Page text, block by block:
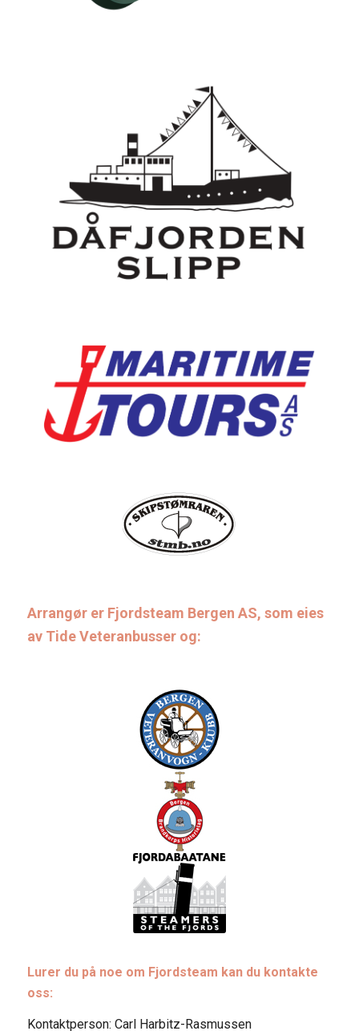
Arrangør er Fjordsteam Bergen AS, som eies
av Tide Veteranbusser og:
Lurer du på noe om Fjordsteam kan du kontakte
oss:
Kontaktperson: Carl Harbitz-Rasmussen